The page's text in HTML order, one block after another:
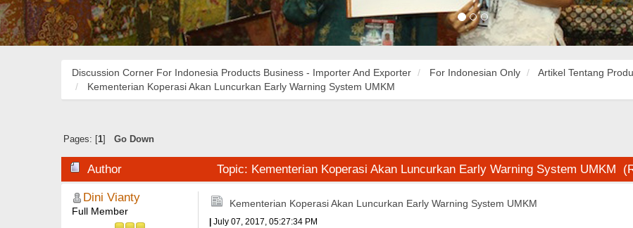
Discussion Corner For Indonesia Products Business - Importer And Exporter For Indonesian Only
Artikel Tentang
Kementerian Koperasi Akan Luncurkan Early Warning System UMKM
Pages: [ 1] Go Down
Author Topic: Kementerian Koperasi Akan Luncurkan Early Warning System UMKM
Dini Vianty
Full Member
Kementerian Koperasi Akan Luncurkan Early Warning System UMKM
July 07, 2017, 05:27:34 PM